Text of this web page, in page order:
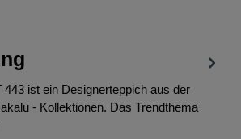
ist ein Designerteppich aus der
- Kollektionen. Das Trendthema